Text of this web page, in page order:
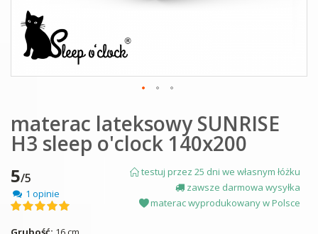
materac lateksowy SUNRISE
H3 sleep o'clock 140x200
5/5
1 opinie
Ocena:
testuj przez 25 dni we własnym łóżku
zawsze darmowa wysyłka
materac wyprodukowany w Polsce
to
the
beginning
the
images
gallery